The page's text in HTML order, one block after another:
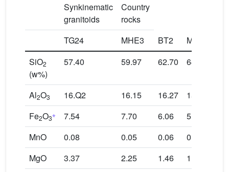
Synkinematic
granitoids
Country
rocks
TG24
MHE3 BT2 M
SiO2
(w%)
57.40 59.97 62.70 64.32
Al2O3 16.Q2 16.15 16.27 15.4
Fe2O3
⁎ 7.54 7.70 6.06 5.17
MnO
0.08 0.05 0.06 0.03
MgO
3.37 2.25 1.46 1.48